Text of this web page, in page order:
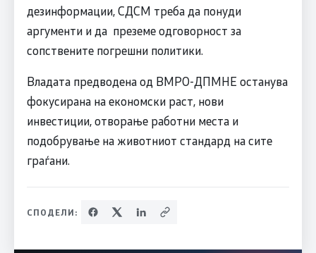
дезинформации, СДСМ треба да понуди
аргументи и да преземе одговорност за
сопствените погрешни политики.
Владата предводена од ВМРО-ДПМНЕ останува
фокусирана на економски раст, нови
инвестиции, отворање работни места и
подобрување на животниот стандард на сите
граѓани.
СПОДЕЛИ: